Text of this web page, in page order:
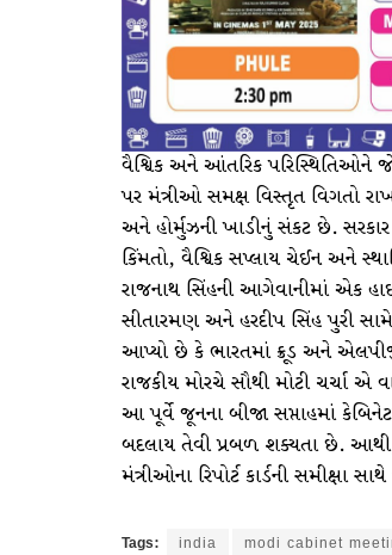
વૈશ્વિક અને આંતરિક પરિસ્થિતિઓને
પર મંત્રીઓ સમક્ષ વિસ્તૃત વિગતો
અને હોર્મુઝની ખાડીનું સંકટ છે.
કિંમતો, વૈશ્વિક સપ્લાય ચેઈન અને
રાજનાથ સિંહની આગેવાનીમાં એક
સીતારમણ અને હરદીપ સિંહ પુરી
આપ્યો છે કે ભારતમાં ક્રૂડ અને
રાજકીય મોરચે સૌથી મોટી ચર્ચા
આ પૂર્વે જૂનના બીજા સપ્તાહમાં
બદલાય તેવી પ્રબળ શક્યતા છે.
મંત્રીઓના રિપોર્ટ કાર્ડની સમીક્ષા
Tags: india modi cabinet